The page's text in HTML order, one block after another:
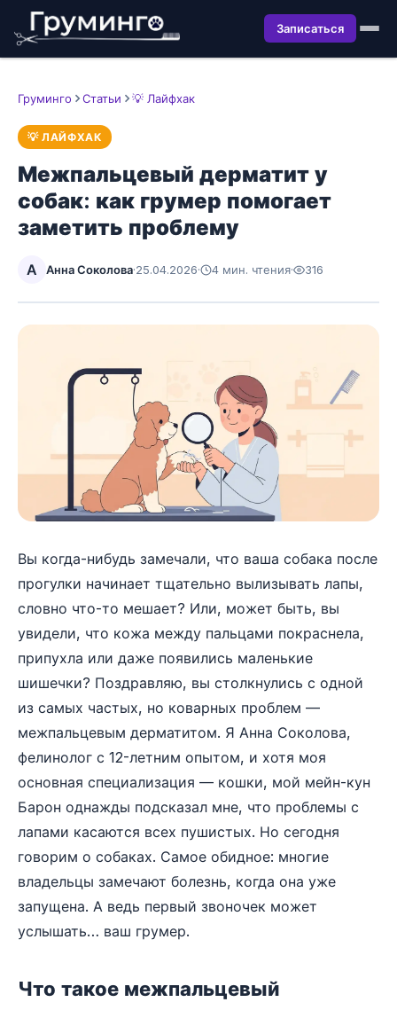
Записаться
Груминго Статьи 💡 Лайфхак
💡 ЛАЙФХАК
Межпальцевый дерматит у
собак: как грумер помогает
заметить проблему
А Анна Соколова·25.04.2026· 4 мин. чтения· 316
Вы когда-нибудь замечали, что ваша собака после
прогулки начинает тщательно вылизывать лапы,
словно что-то мешает? Или, может быть, вы
увидели, что кожа между пальцами покраснела,
припухла или даже появились маленькие
шишечки? Поздравляю, вы столкнулись с одной
из самых частых, но коварных проблем —
межпальцевым дерматитом. Я Анна Соколова,
фелинолог с 12-летним опытом, и хотя моя
основная специализация — кошки, мой мейн-кун
Барон однажды подсказал мне, что проблемы с
лапами касаются всех пушистых. Но сегодня
говорим о собаках. Самое обидное: многие
владельцы замечают болезнь, когда она уже
запущена. А ведь первый звоночек может
услышать… ваш грумер.
Что такое межпальцевый